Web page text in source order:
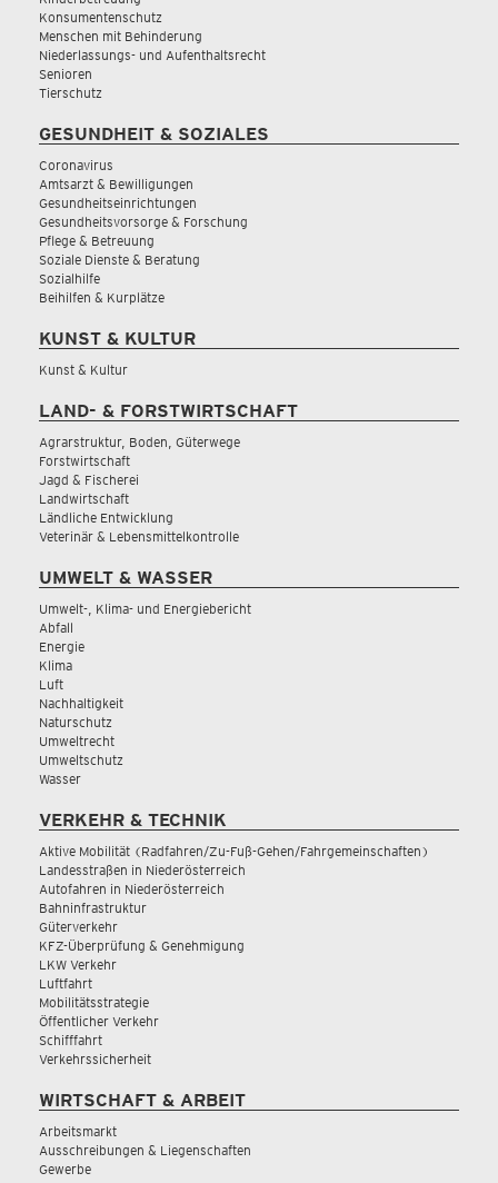
Konsumentenschutz
Menschen mit Behinderung
Niederlassungs- und Aufenthaltsrecht
Senioren
Tierschutz
GESUNDHEIT & SOZIALES
Coronavirus
Amtsarzt & Bewilligungen
Gesundheitseinrichtungen
Gesundheitsvorsorge & Forschung
Pflege & Betreuung
Soziale Dienste & Beratung
Sozialhilfe
Beihilfen & Kurplätze
KUNST & KULTUR
Kunst & Kultur
LAND- & FORSTWIRTSCHAFT
Agrarstruktur, Boden, Güterwege
Forstwirtschaft
Jagd & Fischerei
Landwirtschaft
Ländliche Entwicklung
Veterinär & Lebensmittelkontrolle
UMWELT & WASSER
Umwelt-, Klima- und Energiebericht
Abfall
Energie
Klima
Luft
Nachhaltigkeit
Naturschutz
Umweltrecht
Umweltschutz
Wasser
VERKEHR & TECHNIK
Aktive Mobilität (Radfahren/Zu-Fuß-Gehen/Fahrgemeinschaften)
Landesstraßen in Niederösterreich
Autofahren in Niederösterreich
Bahninfrastruktur
Güterverkehr
KFZ-Überprüfung & Genehmigung
LKW Verkehr
Luftfahrt
Mobilitätsstrategie
Öffentlicher Verkehr
Schifffahrt
Verkehrssicherheit
WIRTSCHAFT & ARBEIT
Arbeitsmarkt
Ausschreibungen & Liegenschaften
Gewerbe